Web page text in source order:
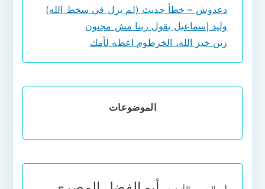
دعدوش – خطأ حديث (لم يزل في سخط الله)
وليد إسماعيل يقول ربنا مش مجنون
زين خير الله، الخرطوم اعطه لأمك
الموضوعات